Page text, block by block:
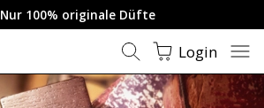
Nur 100% originale Düfte
Login